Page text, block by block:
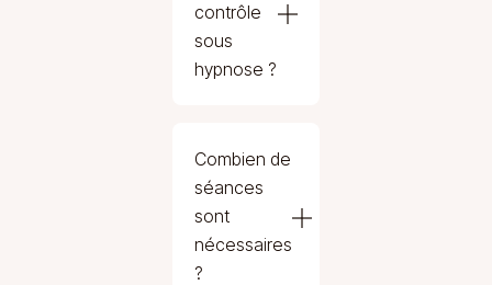
contrôle
sous
hypnose ?
Combien de
séances
sont
nécessaires
?